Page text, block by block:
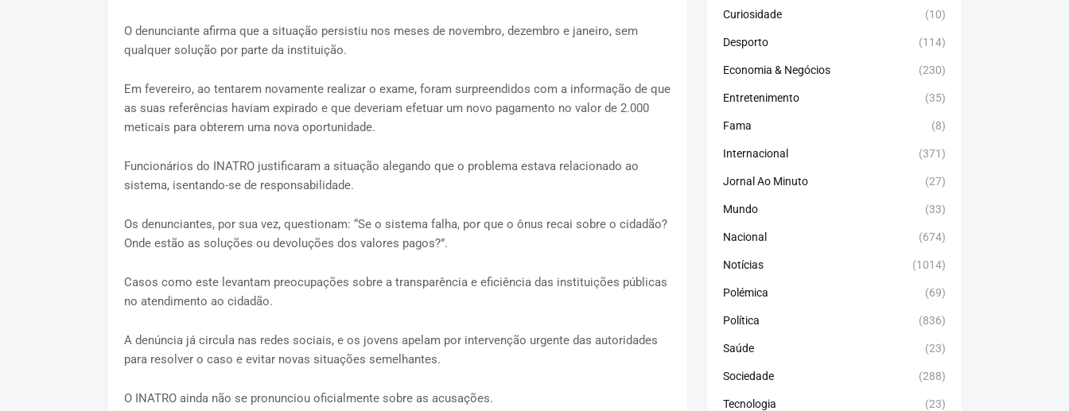
O denunciante afirma que a situação persistiu nos meses de novembro, dezembro e janeiro, sem
qualquer solução por parte da instituição.
Em fevereiro, ao tentarem novamente realizar o exame, foram surpreendidos com a informação de que
as suas referências haviam expirado e que deveriam efetuar um novo pagamento no valor de 2.000
meticais para obterem uma nova oportunidade.
Funcionários do INATRO justificaram a situação alegando que o problema estava relacionado ao
sistema, isentando-se de responsabilidade.
Os denunciantes, por sua vez, questionam: “Se o sistema falha, por que o ônus recai sobre o cidadão?
Onde estão as soluções ou devoluções dos valores pagos?”.
Casos como este levantam preocupações sobre a transparência e eficiência das instituições públicas
no atendimento ao cidadão.
A denúncia já circula nas redes sociais, e os jovens apelam por intervenção urgente das autoridades
para resolver o caso e evitar novas situações semelhantes.
O INATRO ainda não se pronunciou oficialmente sobre as acusações.
Curiosidade (10)
Desporto (114)
Economia & Negócios (230)
Entretenimento (35)
Fama (8)
Internacional (371)
Jornal Ao Minuto (27)
Mundo (33)
Nacional (674)
Notícias (1014)
Polémica (69)
Política (836)
Saúde (23)
Sociedade (288)
Tecnologia (23)